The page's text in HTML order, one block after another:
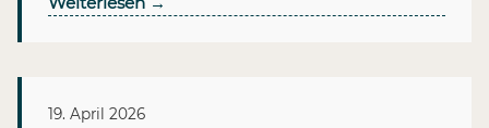
19. April 2026